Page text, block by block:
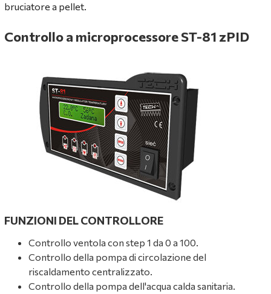
bruciatore a pellet.
Controllo a microprocessore ST-81 zPID
FUNZIONI DEL CONTROLLORE
Controllo ventola con step 1 da 0 a 100.
Controllo della pompa di circolazione del
riscaldamento centralizzato.
Controllo della pompa dell'acqua calda sanitaria.